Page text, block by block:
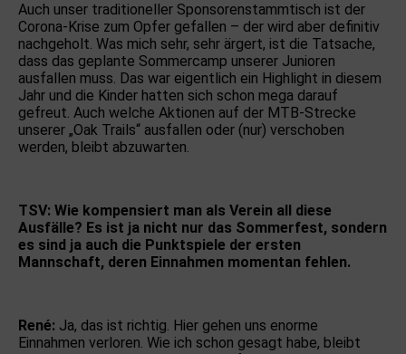
Auch unser traditioneller Sponsorenstammtisch ist der
Corona-Krise zum Opfer gefallen – der wird aber definitiv
nachgeholt. Was mich sehr, sehr ärgert, ist die Tatsache,
dass das geplante Sommercamp unserer Junioren
ausfallen muss. Das war eigentlich ein Highlight in diesem
Jahr und die Kinder hatten sich schon mega darauf
gefreut. Auch welche Aktionen auf der MTB-Strecke
unserer „Oak Trails“ ausfallen oder (nur) verschoben
werden, bleibt abzuwarten.
TSV: Wie kompensiert man als Verein all diese
Ausfälle? Es ist ja nicht nur das Sommerfest, sondern
es sind ja auch die Punktspiele der ersten
Mannschaft, deren Einnahmen momentan fehlen.
René: Ja, das ist richtig. Hier gehen uns enorme
Einnahmen verloren. Wie ich schon gesagt habe, bleibt